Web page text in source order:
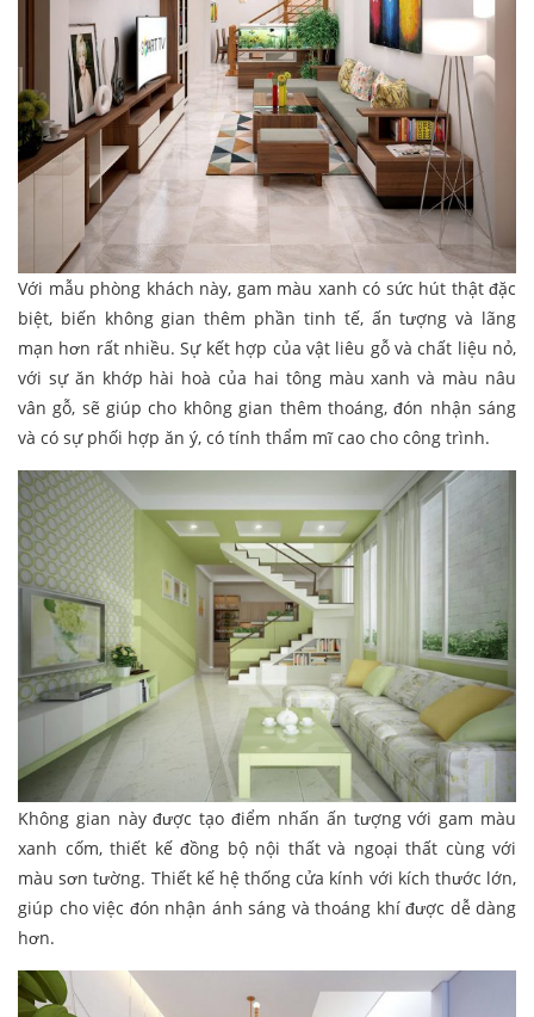
Với mẫu phòng khách này, gam màu xanh có sức hút thật đặc
biệt, biến không gian thêm phần tinh tế, ấn tượng và lãng
mạn hơn rất nhiều. Sự kết hợp của vật liêu gỗ và chất liệu nỏ,
với sự ăn khớp hài hoà của hai tông màu xanh và màu nâu
vân gỗ, sẽ giúp cho không gian thêm thoáng, đón nhận sáng
và có sự phối hợp ăn ý, có tính thẩm mĩ cao cho công trình.
Không gian này được tạo điểm nhấn ấn tượng với gam màu
xanh cốm, thiết kế đồng bộ nội thất và ngoại thất cùng với
màu sơn tường. Thiết kế hệ thống cửa kính với kích thước lớn,
giúp cho việc đón nhận ánh sáng và thoáng khí được dễ dàng
hơn.